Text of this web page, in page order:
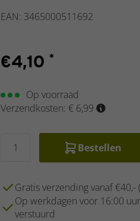
EAN: 3465000511692
€4,10 *
Op voorraad
Verzendkosten: € 6,99
Bestellen
Gratis verzending vanaf €40,-
Op werkdagen voor 16:00
verstuurd